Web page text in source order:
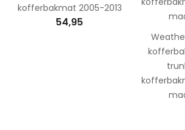
kofferbakmat 2005-2013
54,95